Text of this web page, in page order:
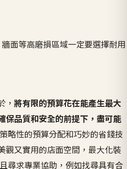
面等高磨損區域一定要選擇耐用
， 將有限的預算花在能產生最大
保品質和安全的前提下，盡可能
略性的預算分配和巧妙的省錢技
觀又實用的店面空間，最大化裝
尋求專業協助，例如找尋具有合